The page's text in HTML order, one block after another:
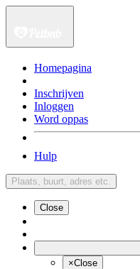
Homepagina
Inschrijven
Inloggen
Word oppas
Hulp
Plaats, buurt, adres etc.
Close
×Close